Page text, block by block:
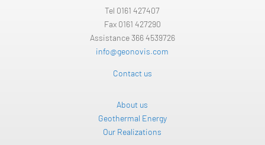
Tel 0161 427407
Fax 0161 427290
Assistance 366 4539726
info@geonovis.com
Contact us
About us
Geothermal Energy
Our Realizations